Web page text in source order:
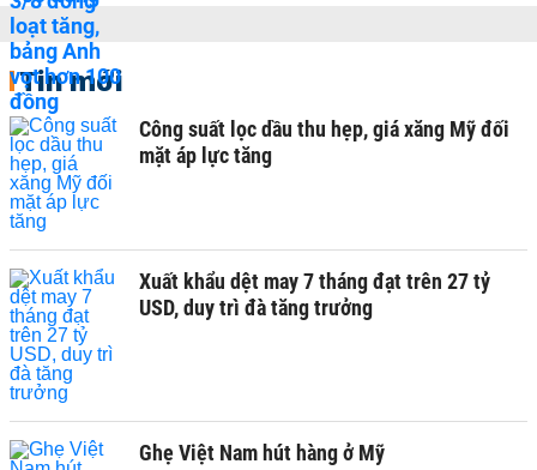
Tin mới
Công suất lọc dầu thu hẹp, giá xăng Mỹ đối
mặt áp lực tăng
Xuất khẩu dệt may 7 tháng đạt trên 27 tỷ
USD, duy trì đà tăng trưởng
Ghẹ Việt Nam hút hàng ở Mỹ